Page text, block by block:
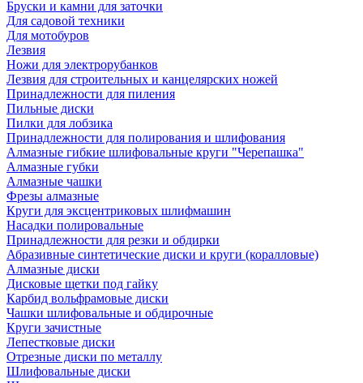
Бруски и камни для заточки
Для садовой техники
Для мотобуров
Лезвия
Ножи для электрорубанков
Лезвия для строительных и канцелярских ножей
Принадлежности для пиления
Пильные диски
Пилки для лобзика
Принадлежности для полирования и шлифования
Алмазные гибкие шлифовальные круги "Черепашка"
Алмазные губки
Алмазные чашки
Фрезы алмазные
Круги для эксцентриковых шлифмашин
Насадки полировальные
Принадлежности для резки и обдирки
Абразивные синтетические диски и круги (коралловые)
Алмазные диски
Дисковые щетки под гайку
Карбид вольфрамовые диски
Чашки шлифовальные и обдирочные
Круги зачистные
Лепестковые диски
Отрезные диски по металлу
Шлифовальные диски